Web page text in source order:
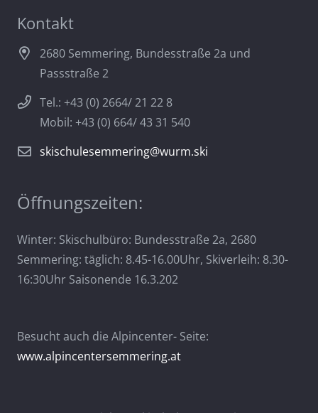
Kontakt
2680 Semmering, Bundesstraße 2a und
Passstraße 2
Tel.: +43 (0) 2664/ 21 22 8
Mobil: +43 (0) 664/ 43 31 540
skischulesemmering@wurm.ski
Öffnungszeiten:
Winter: Skischulbüro: Bundesstraße 2a, 2680
Semmering: täglich: 8.45-16.00Uhr, Skiverleih: 8.30-
16:30Uhr Saisonende 16.3.202
Besucht auch die Alpincenter- Seite:
www.alpincentersemmering.at